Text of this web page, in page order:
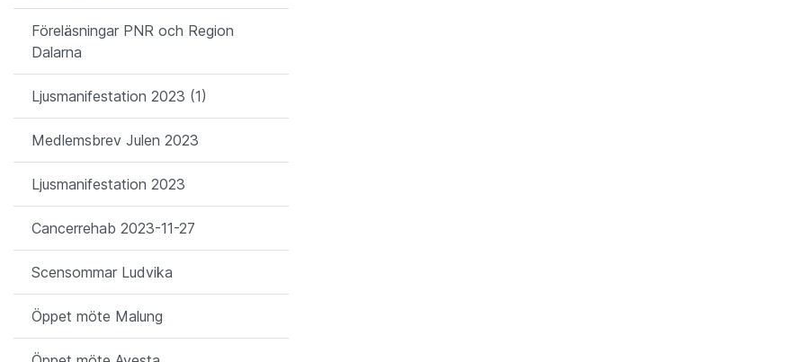
Föreläsningar PNR och Region
Dalarna
Ljusmanifestation 2023 (1)
Medlemsbrev Julen 2023
Ljusmanifestation 2023
Cancerrehab 2023-11-27
Scensommar Ludvika
Öppet möte Malung